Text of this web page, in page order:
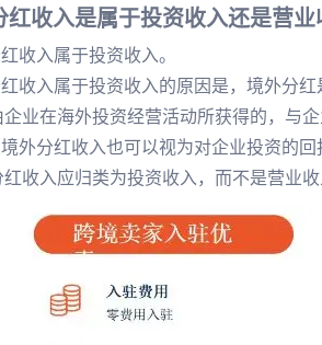
红收入是属于投资收入还是营
收入属于投资收入。
收入属于投资收入的原因是，境外分
业在海外投资经营活动所获得的，与
外分红收入也可以视为对企业投资的
红收入应归类为投资收入，而不是营业